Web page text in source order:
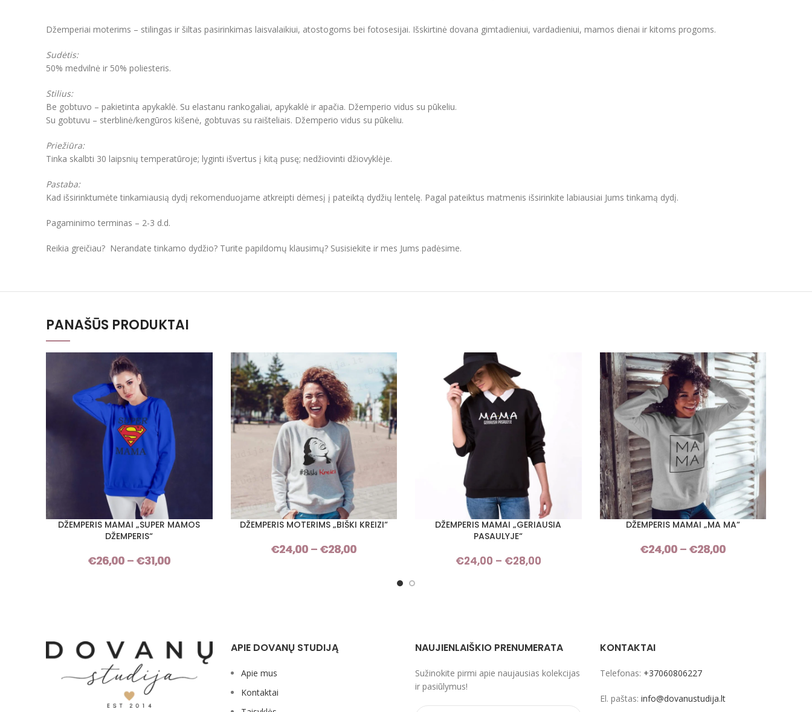
Džemperiai moterims – stilingas ir šiltas pasirinkimas laisvalaikiui, atostogoms bei fotosesijai. Išskirtinė dovana gimtadieniui, vardadieniui, mamos dienai ir kitoms progoms.
Sudėtis:
50% medvilnė ir 50% poliesteris.
Stilius:
Be gobtuvo – pakietinta apykaklė. Su elastanu rankogaliai, apykaklė ir apačia. Džemperio vidus su pūkeliu.
Su gobtuvu – sterblinė/kengūros kišenė, gobtuvas su raišteliais. Džemperio vidus su pūkeliu.
Priežiūra:
Tinka skalbti 30 laipsnių temperatūroje; lyginti išvertus į kitą pusę; nedžiovinti džiovyklėje.
Pastaba:
Kad išsirinktumėte tinkamiausią dydį rekomenduojame atkreipti dėmesį į pateiktą dydžių lentelę. Pagal pateiktus matmenis išsirinkite labiausiai Jums tinkamą dydį.
Pagaminimo terminas – 2-3 d.d.
Reikia greičiau? Nerandate tinkamo dydžio? Turite papildomų klausimų? Susisiekite ir mes Jums padėsime.
PANAŠŪS PRODUKTAI
PASIRINKTI SAVYBES
DŽEMPERIS MAMAI „SUPER MAMOS
DŽEMPERIS“
€26,00 – €31,00
PASIRINKTI SAVYBES
DŽEMPERIS MOTERIMS „BIŠKI KREIZI“
€24,00 – €28,00
€24,00
through
PASIRINKTI SAVYBES
DŽEMPERIS MAMAI „GERIAUSIA
PASAULYJE“
€24,00 – €28,00
PASIRINKTI SAVYBES
DŽEMPERIS MAMAI „MA MA“
€24,00 – €28,00
APIE DOVANŲ STUDIJĄ
Apie mus
Kontaktai
NAUJIENLAIŠKIO PRENUMERATA
Sužinokite pirmi apie naujausias kolekcijas
ir pasiūlymus!
KONTAKTAI
Telefonas: +37060806227
El. paštas: info@dovanustudija.lt